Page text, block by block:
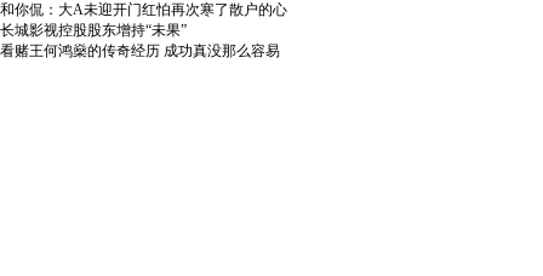
和你侃：大A未迎开门红怕再次寒了散户的心
长城影视控股股东增持“未果”
看赌王何鸿燊的传奇经历 成功真没那么容易